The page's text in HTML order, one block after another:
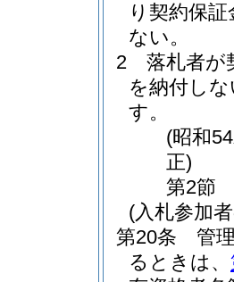
り契約保
ない。
2
落札者が
を納付し
す。
(昭和
正)
第2節
(入札参加
第20条
管
るときは、